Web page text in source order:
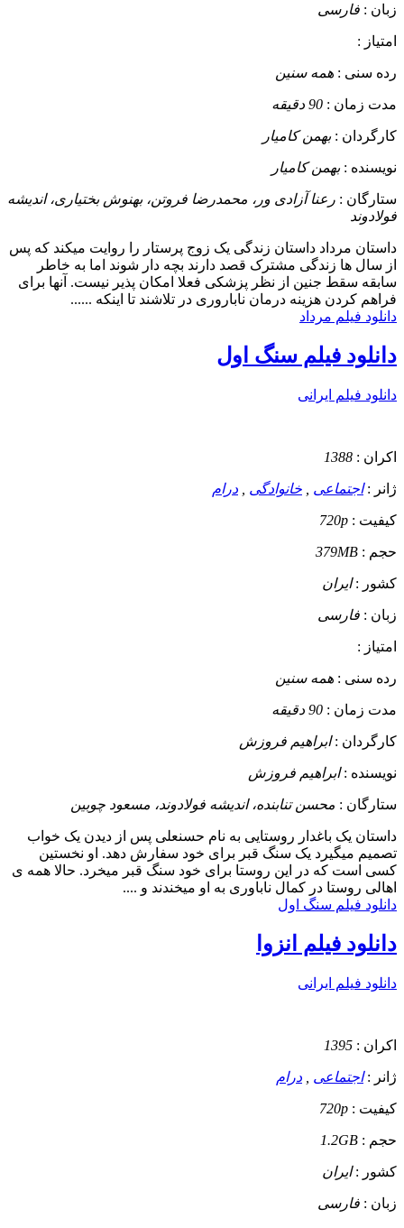
زبان : فارسی
امتیاز :
رده سنی : همه سنین
مدت زمان : 90 دقیقه
کارگردان :بهمن کامیار
نویسنده :بهمن کامیار
ستارگان : رعنا آزادی ور، محمدرضا فروتن، بهنوش بختیاری، اندیشه
فولادوند
داستان مرداد داستان زندگی یک زوج پرستار را روایت میکند که پس
از سال ها زندگی مشترک قصد دارند بچه دار شوند اما به خاطر
سابقه سقط جنین از نظر پزشکی فعلا امکان پذیر نیست. آنها برای
فراهم کردن هزینه درمان ناباروری در تلاشند تا اینکه ......
دانلود فیلم مرداد
دانلود فیلم سنگ اول
دانلود فیلم ایرانی
اکران : 1388
ژانر :اجتماعی خانوادگی درام
کیفیت : 720p
حجم : 379MB
کشور :ایران
زبان : فارسی
امتیاز :
رده سنی : همه سنین
مدت زمان : 90 دقیقه
کارگردان :ابراهیم فروزش
نویسنده :ابراهیم فروزش
ستارگان : محسن تنابنده، اندیشه فولادوند، مسعود چوبین
داستان یک باغدار روستایی به نام حسنعلی پس از دیدن یک خواب
تصمیم میگیرد یک سنگ قبر برای خود سفارش دهد. او نخستین
کسی است که در این روستا برای خود سنگ قبر میخرد. حالا همه ی
اهالی روستا در کمال ناباوری به او میخندند و ....
دانلود فیلم سنگ اول
دانلود فیلم انزوا
دانلود فیلم ایرانی
اکران : 1395
ژانر :اجتماعی درام
کیفیت : 720p
حجم : 1.2GB
کشور :ایران
زبان : فارسی